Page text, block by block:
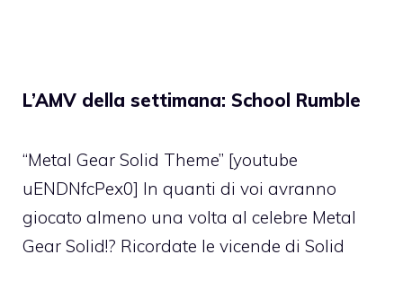
L’AMV della settimana: School Rumble
“Metal Gear Solid Theme” [youtube
uENDNfcPex0] In quanti di voi avranno
giocato almeno una volta al celebre Metal
Gear Solid!? Ricordate le vicende di Solid